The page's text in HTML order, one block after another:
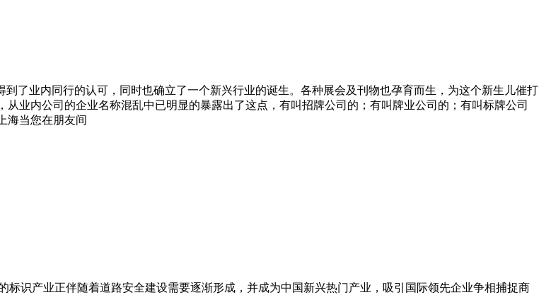
了业内同行的认可，同时也确立了一个新兴行业的诞生。各种展会及刊物也孕育而生，为这个新生儿催打
业内公司的企业名称混乱中已明显的暴露出了这点，有叫招牌公司的；有叫牌业公司的；有叫标牌公司
海当您在朋友间
识产业正伴随着道路安全建设需要逐渐形成，并成为中国新兴热门产业，吸引国际领先企业争相捕捉商